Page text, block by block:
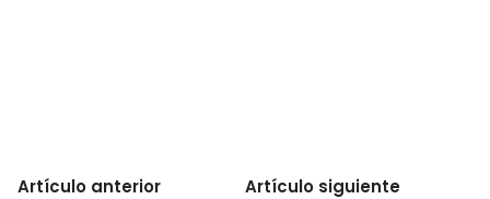
Artículo anterior Artículo siguiente